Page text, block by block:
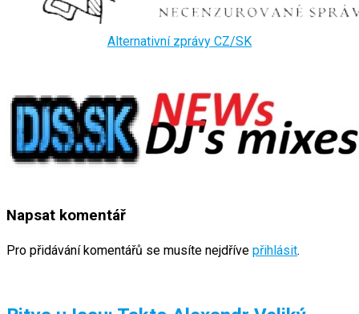
Alternativní zprávy CZ/SK
Napsat komentář
Pro přidávání komentářů se musíte nejdříve přihlásit.